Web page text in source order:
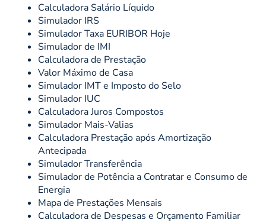
Calculadora Salário Líquido
Simulador IRS
Simulador Taxa EURIBOR Hoje
Simulador de IMI
Calculadora de Prestação
Valor Máximo de Casa
Simulador IMT e Imposto do Selo
Simulador IUC
Calculadora Juros Compostos
Simulador Mais-Valias
Calculadora Prestação após Amortização
Antecipada
Simulador Transferência
Simulador de Potência a Contratar e Consumo de
Energia
Mapa de Prestações Mensais
Calculadora de Despesas e Orçamento Familiar